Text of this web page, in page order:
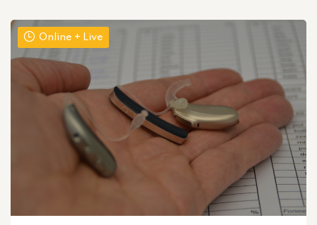
Online + Live